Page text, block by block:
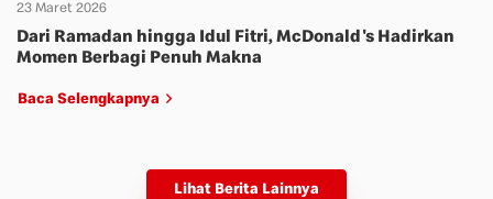
23 Maret 2026
Dari Ramadan hingga Idul Fitri, McDonald's Hadirkan
Momen Berbagi Penuh Makna
Baca Selengkapnya
Lihat Berita Lainnya